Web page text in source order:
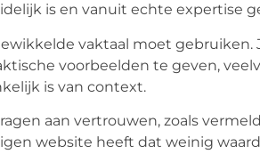
is en vanuit echte expertise
vaktaal moet
voorbeelden te geven,
is van context.
aan vertrouwen, zoals
website heeft dat weinig